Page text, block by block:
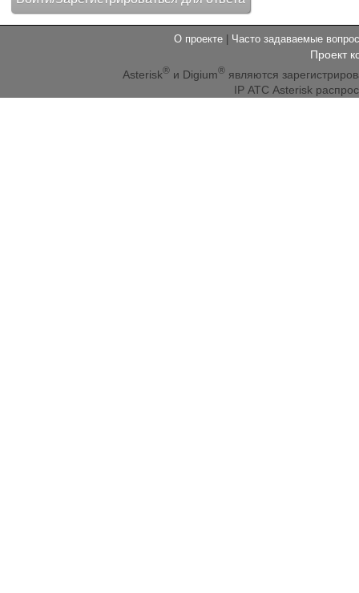
О проекте Часто задаваемые
Проект
Asterisk® и Digium® являются
IP АТС Asterisk